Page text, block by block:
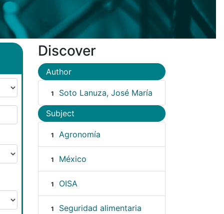
Discover
Author
1 Soto Lanuza, José María
Subject
1 Agronomía
1 México
1 OISA
1 Seguridad alimentaria